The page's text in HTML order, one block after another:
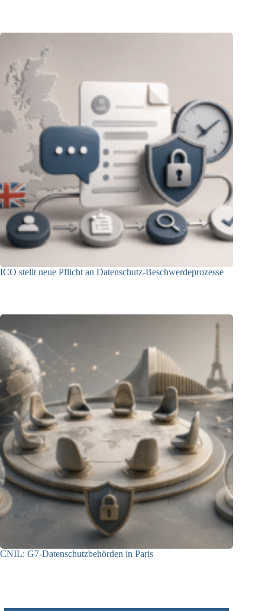
ICO stellt neue Pflicht an Datenschutz-Beschwerdeprozesse
CNIL: G7-Datenschutzbehörden in Paris